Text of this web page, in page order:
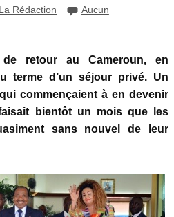
La Rédaction
Aucun
retour au Cameroun, en
terme d’un séjour privé. Un
commençaient à en devenir
bientôt un mois que les
sans nouvel de leur